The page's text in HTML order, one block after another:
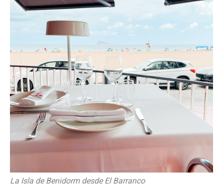
La Isla de Benidorm desde El Barranco